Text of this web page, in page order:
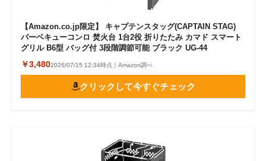
【Amazon.co.jp限定】 キャプテンスタッグ(CAPTAIN STAG)
バーベキューコンロ 焚火台 1台2役 折りたたみ カマド スマート
グリル B6型 バッグ付 3段階調節可能 ブラック UG-44
￥3,4802026/07/15 12:34時点｜Amazon調べ
クリックして今すぐチェック